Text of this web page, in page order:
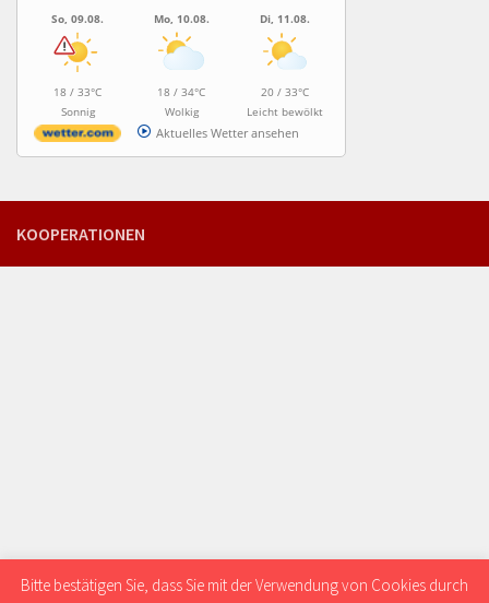
So, 09.08.
18 / 33°C
Sonnig
Mo, 10.08.
18 / 34°C
Wolkig
Di, 11.08.
20 / 33°C
Leicht bewölkt
Aktuelles Wetter ansehen
KOOPERATIONEN
Bitte bestätigen Sie, dass Sie mit der Verwendung von Cookies durch